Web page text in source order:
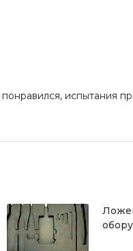
испытания